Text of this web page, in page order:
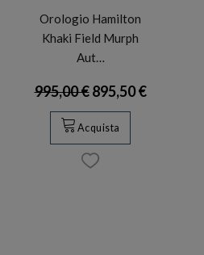
Orologio Hamilton
Khaki Field Murph
Aut…
995,00 €895,50 €
Acquista